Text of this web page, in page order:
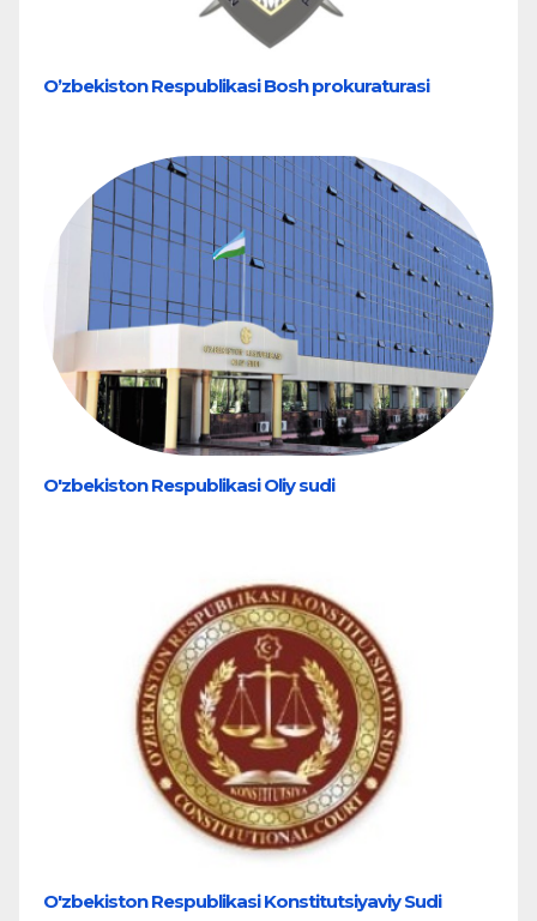
Oʼzbekiston Respublikasi Bosh prokuraturasi
O'zbekiston Respublikasi Oliy sudi
O'zbekiston Respublikasi Konstitutsiyaviy Sudi